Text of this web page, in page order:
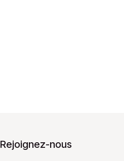
Rejoignez-nous